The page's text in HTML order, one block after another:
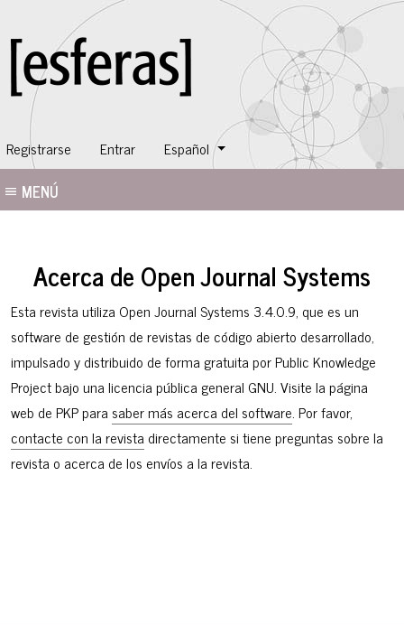
Registrarse Entrar Cambiar el idioma. El idioma actual es:
Español
MENÚ
Acerca de Open Journal Systems
Esta revista utiliza Open Journal Systems 3.4.0.9, que es un
software de gestión de revistas de código abierto desarrollado,
impulsado y distribuido de forma gratuita por Public Knowledge
Project bajo una licencia pública general GNU. Visite la página
web de PKP para saber más acerca del software. Por favor,
contacte con la revista directamente si tiene preguntas sobre la
revista o acerca de los envíos a la revista.